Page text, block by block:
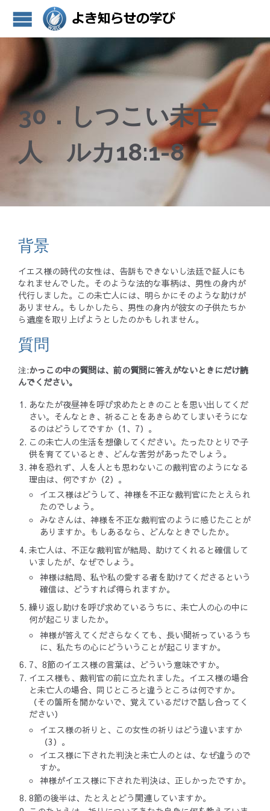
30．しつこい未亡
人 ルカ18:1-8
背景
イエス様の時代の女性は、告訴もできないし法廷で証人にも
なれませんでした。そのような法的な事柄は、男性の身内が
代行しました。この未亡人には、明らかにそのような助けが
ありません。もしかしたら、男性の身内が彼女の子供たちか
ら遺産を取り上げようとしたのかもしれません。
質問
注:かっこの中の質問は、前の質問に答えがないときにだけ読
んでください。
あなたが夜昼神を呼び求めたときのことを思い出してくだ
さい。そんなとき、祈ることをあきらめてしまいそうにな
るのはどうしてですか（1、7）。
この未亡人の生活を想像してください。たったひとりで子
供を育てているとき、どんな苦労があったでしょう。
神を恐れず、人を人とも思わないこの裁判官のようになる
理由は、何ですか（2）。
イエス様はどうして、神様を不正な裁判官にたとえられ
たのでしょう。
みなさんは、神様を不正な裁判官のように感じたことが
ありますか。もしあるなら、どんなときでしたか。
未亡人は、不正な裁判官が結局、助けてくれると確信して
いましたが、なぜでしょう。
神様は結局、私や私の愛する者を助けてくださるという
確信は、どうすれば得られますか。
繰り返し助けを呼び求めているうちに、未亡人の心の中に
何が起こりましたか。
神様が答えてくださらなくても、長い間祈っているうち
に、私たちの心にどういうことが起こりますか。
7、8節のイエス様の言葉は、どういう意味ですか。
イエス様も、裁判官の前に立たれました。イエス様の場合
と未亡人の場合、同じところと違うところは何ですか。
（その箇所を開かないで、覚えているだけで話し合ってく
ださい）
イエス様の祈りと、この女性の祈りはどう違いますか
（3）。
イエス様に下された判決と未亡人のとは、なぜ違うので
すか。
神様がイエス様に下された判決は、正しかったですか。
8節の後半は、たとえとどう関連していますか。